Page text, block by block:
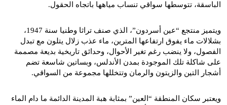
الباسقة، تتوسطها سواقي تنساب مياهها باتجاه الحقول.
ويتميز منتجع “عين أسردون”، الذي صنف تراثا وطنيا سنة 1947،
بشلالات ماء يفوق ارتفاعها المترين، ماء عذب زلال يتلون مع تبدل
الفصول، ولا ينضب رغم تغير الأحوال، وحدائق تاريخية بديعة مصممة
على شاكلة تلك الموجودة بمدن الأندلس، وبساتين شاسعة تضم
أشجار التين والزيتون والرمان وتتخللها مجموعة من السواقي.
ويعتبر سكان المنطقة “العين” بمثابة هبة المدينة الدائمة ما دام الماء